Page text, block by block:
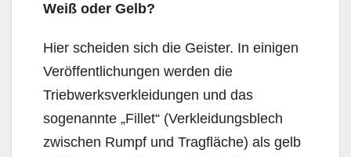
Weiß oder Gelb?
Hier scheiden sich die Geister. In einigen
Veröffentlichungen werden die
Triebwerksverkleidungen und das
sogenannte „Fillet“ (Verkleidungsblech
zwischen Rumpf und Tragfläche) als gelb